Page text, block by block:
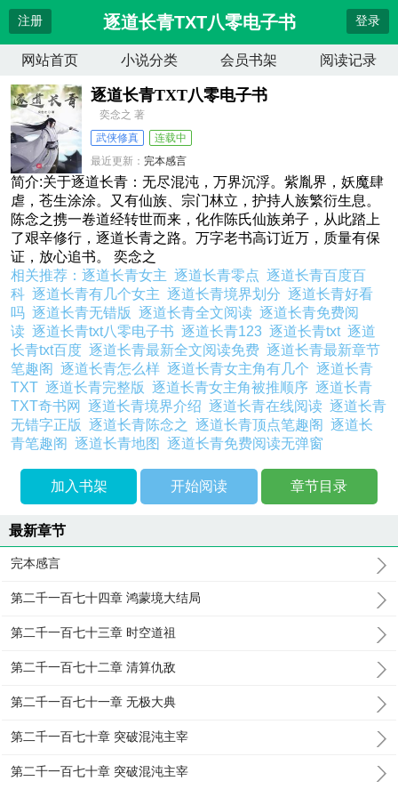
注册 逐道长青TXT八零电子书 登录
网站首页 小说分类 会员书架 阅读记录
逐道长青TXT八零电子书
奕念之 著
武侠修真
连载中
最近更新：完本感言
更新时间：2026-04-13 13:06:57
简介:关于逐道长青：无尽混沌，万界沉浮。紫胤界，妖魔肆
虐，苍生涂涂。又有仙族、宗门林立，护持人族繁衍生息。
陈念之携一卷道经转世而来，化作陈氏仙族弟子，从此踏上
了艰辛修行，逐道长青之路。万字老书高订近万，质量有保
证，放心追书。 奕念之
相关推荐：逐道长青女主逐道长青零点逐道长青百度百
科逐道长青有几个女主逐道长青境界划分逐道长青好看
吗逐道长青无错版逐道长青全文阅读逐道长青免费阅
读逐道长青txt八零电子书逐道长青123逐道长青txt逐道
长青txt百度逐道长青最新全文阅读免费逐道长青最新章节
笔趣阁逐道长青怎么样逐道长青女主角有几个逐道长青
TXT逐道长青完整版逐道长青女主角被推顺序逐道长青
TXT奇书网逐道长青境界介绍逐道长青在线阅读逐道长青
无错字正版逐道长青陈念之逐道长青顶点笔趣阁逐道长
青笔趣阁逐道长青地图逐道长青免费阅读无弹窗
加入书架 开始阅读 章节目录
最新章节
完本感言
第二千一百七十四章 鸿蒙境大结局
第二千一百七十三章 时空道祖
第二千一百七十二章 清算仇敌
第二千一百七十一章 无极大典
第二千一百七十章 突破混沌主宰
第二千一百七十章 突破混沌主宰